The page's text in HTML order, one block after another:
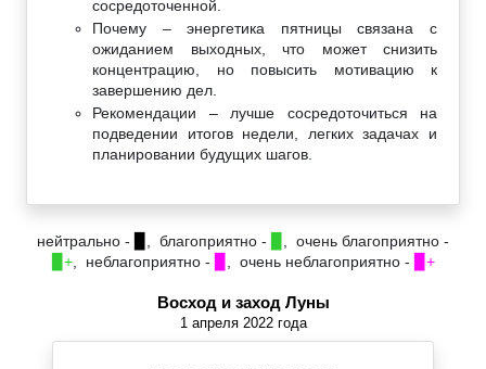
сосредоточенной.
Почему – энергетика пятницы связана с
ожиданием выходных, что может снизить
концентрацию, но повысить мотивацию к
завершению дел.
Рекомендации – лучше сосредоточиться на
подведении итогов недели, легких задачах и
планировании будущих шагов.
нейтрально - , благоприятно -
, очень благоприятно -
▉+, неблагоприятно - , очень неблагоприятно - ▉+
Восход и заход Луны
1 апреля 2022 года